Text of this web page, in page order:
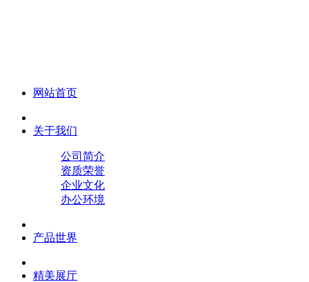
网站首页
关于我们
公司简介
资质荣誉
企业文化
办公环境
产品世界
精美展厅